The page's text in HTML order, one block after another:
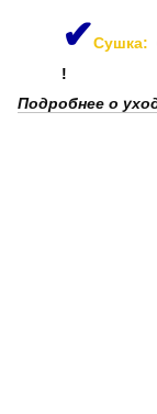
✔Сушка:
!
Подробнее о